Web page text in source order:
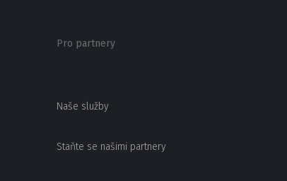
Pro partnery
Naše služby
Staňte se našimi partnery